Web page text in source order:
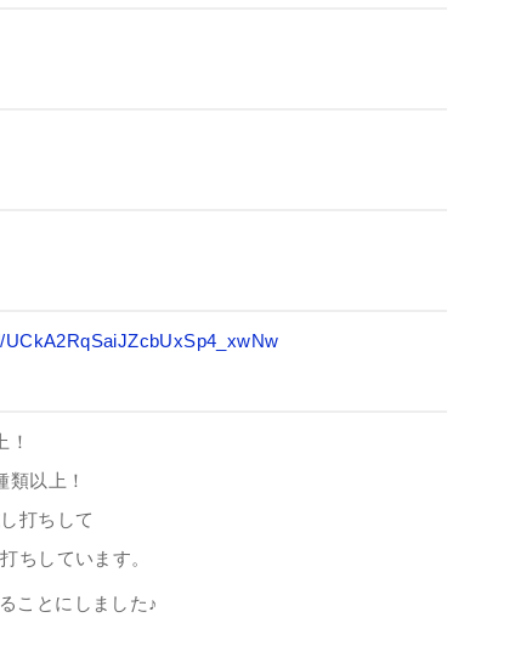
！
類以上！
打ちして
ちしています。
ことにしました♪